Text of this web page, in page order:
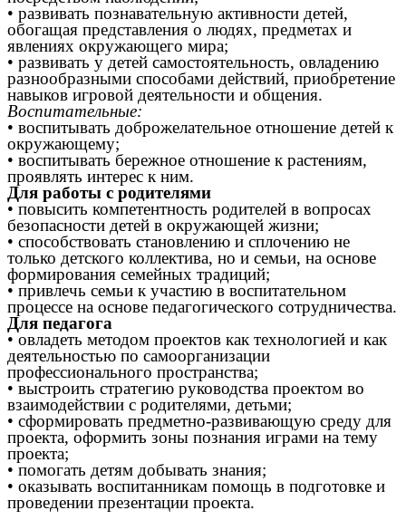
• развивать познавательную активности детей,
обогащая представления о людях, предметах и
явлениях окружающего мира;
• развивать у детей самостоятельность, овладению
разнообразными способами действий, приобретение
навыков игровой деятельности и общения.
Воспитательные:
• воспитывать доброжелательное отношение детей к
окружающему;
• воспитывать бережное отношение к растениям,
проявлять интерес к ним.
Для работы с родителями
• повысить компетентность родителей в вопросах
безопасности детей в окружающей жизни;
• способствовать становлению и сплочению не
только детского коллектива, но и семьи, на основе
формирования семейных традиций;
• привлечь семьи к участию в воспитательном
процессе на основе педагогического сотрудничества.
Для педагога
• овладеть методом проектов как технологией и как
деятельностью по самоорганизации
профессионального пространства;
• выстроить стратегию руководства проектом во
взаимодействии с родителями, детьми;
• сформировать предметно-развивающую среду для
проекта, оформить зоны познания играми на тему
проекта;
• помогать детям добывать знания;
• оказывать воспитанникам помощь в подготовке и
проведении презентации проекта.